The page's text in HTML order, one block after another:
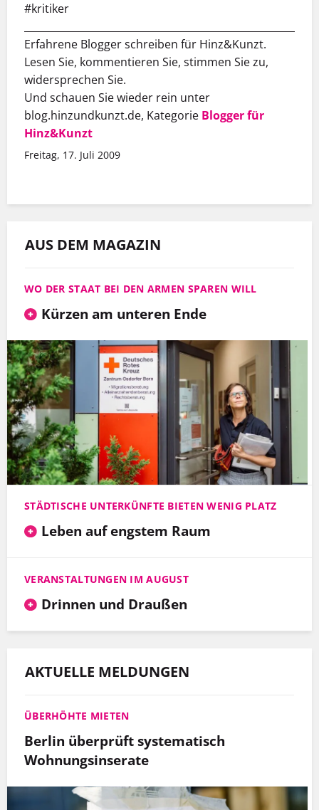
#kritiker
Erfahrene Blogger schreiben für Hinz&Kunzt.
Lesen Sie, kommentieren Sie, stimmen Sie zu,
widersprechen Sie.
Und schauen Sie wieder rein unter
blog.hinzundkunzt.de, Kategorie Blogger für
Hinz&Kunzt
Freitag, 17. Juli 2009
AUS DEM MAGAZIN
WO DER STAAT BEI DEN ARMEN SPAREN WILL
Kürzen am unteren Ende
STÄDTISCHE UNTERKÜNFTE BIETEN WENIG PLATZ
Leben auf engstem Raum
VERANSTALTUNGEN IM AUGUST
Drinnen und Draußen
AKTUELLE MELDUNGEN
ÜBERHÖHTE MIETEN
Berlin überprüft systematisch
Wohnungsinserate